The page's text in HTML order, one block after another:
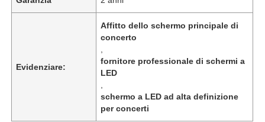
Evidenziare:
Affitto dello schermo principale di
concerto
fornitore professionale di schermi a
LED
schermo a LED ad alta definizione
per concerti